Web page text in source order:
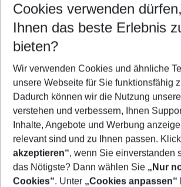
Customize your offer
Find the perfect deal which suits your best
Your departure airport
Any airport
Select your date range
12/08/26–10/08/27 5-8 nights
Who will travel
2 adults No children
Show more filter
Cookies verwenden
Ihnen das beste Erlebnis
bieten?
Wir verwenden Cookies und ähnliche
unsere Webseite für Sie funktionsfähig
Dadurch können wir die Nutzung
verstehen und verbessern, Ihnen
Inhalte, Angebote und Werbung
relevant sind und zu Ihnen passen.
akzeptieren“, wenn Sie einverstanden
das Nötigste? Dann wählen Sie „Nur
Cookies“. Unter „Cookies anpassen“